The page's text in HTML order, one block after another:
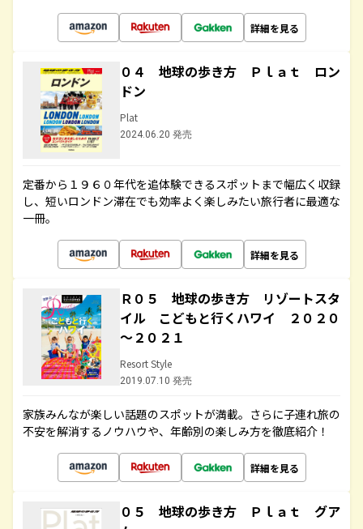
詳細を見る
０４ 地球の歩き方 Ｐｌａｔ ロン
ドン
Plat
2024.06.20 発売
定番から１９６０年代を追体験できるスポットまで幅広く収録
し、短いロンドン滞在でも効率よく楽しみたい旅行者に最適な
一冊。
詳細を見る
Ｒ０５ 地球の歩き方 リゾートスタ
イル こどもと行くハワイ ２０２０
～２０２１
Resort Style
2019.07.10 発売
家族みんなが楽しい話題のスポットが満載。さらに子連れ旅の
不安を解消するノウハウや、年齢別の楽しみ方を徹底紹介！
詳細を見る
０５ 地球の歩き方 Ｐｌａｔ グア